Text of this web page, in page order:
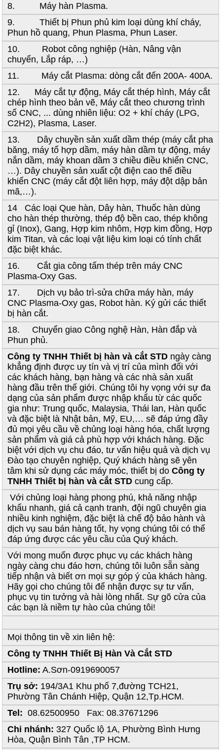
8. Máy hàn Plasma.
9. Thiết bị Phun phủ kim loại dùng khí cháy,
Phun hồ quang, Phun Plasma, Phun Laser.
10. Robot công nghiệp (Hàn, Nâng vận
chuyển, Lắp ráp, …)
11. Máy cắt Plasma: dòng cắt đến 200A- 400A.
12. Máy cắt tự động, Máy cắt thép hình, Máy cắt
chép hình theo bản vẽ, Máy cắt theo chương trình
số CNC, ... dùng nhiên liệu: O2 + khí cháy (LPG,
C2H2), Plasma, Laser.
13. Dây chuyền sản xuất dầm thép (máy cắt pha
băng, máy tổ hợp dầm, máy hàn dầm tự động, máy
nắn dầm, máy khoan dầm 3 chiều điều khiển CNC,
…). Dây chuyền sản xuất cột điện cao thế điều
khiển CNC (máy cắt đột liên hợp, máy đột dập bản
mã,…).
14 Các loại Que hàn, Dây hàn, Thuốc hàn dùng
cho hàn thép thường, thép độ bền cao, thép không
gỉ (Inox), Gang, Hợp kim nhôm, Hợp kim đồng, Hợp
kim Titan, và các loại vật liệu kim loại có tính chất
đặc biệt khác.
16. Cắt gia công tấm thép trên máy CNC
Plasma-Oxy Gas.
17. Dịch vụ bảo trì-sửa chữa máy hàn, máy
CNC Plasma-Oxy gas, Robot hàn. Ký gửi các thiết
bị hàn cắt.
18. Chuyển giao Công nghệ Hàn, Hàn đắp và
Phun phủ.
Công ty TNHH Thiết bị hàn và cắt STD ngày càng
khẳng định được uy tín và vị trí của mình đối với
các khách hàng, bạn hàng và các nhà sản xuất
hàng đầu trên thế giới. Chúng tôi hy vọng với sự đa
dạng của sản phẩm được nhập khẩu từ các quốc
gia như: Trung quốc, Malaysia, Thái lan, Hàn quốc
và đặc biệt là Nhật bản, Mỹ, EU,… sẽ đáp ứng đầy
đủ mọi yêu cầu về chủng loại hàng hóa, chất lượng
sản phẩm và giá cả phù hợp với khách hàng. Đặc
biệt với dịch vụ chu đáo, tư vấn hiệu quả và dịch vụ
Đào tạo chuyên nghiệp, Quý khách hàng sẽ yên
tâm khi sử dụng các máy móc, thiết bị doCông ty
TNHH Thiết bị hàn và cắt STD cung cấp.
Với chủng loại hàng phong phú, khả năng nhập
khẩu nhanh, giá cả cạnh tranh, đội ngũ chuyên gia
nhiều kinh nghiệm, đặc biệt là chế độ bảo hành và
dịch vụ sau bán hàng tốt, hy vọng chúng tôi có thể
đáp ứng được các yêu cầu của Quý khách.
Với mong muốn được phục vụ các khách hàng
ngày càng chu đáo hơn, chúng tôi luôn sẵn sàng
tiếp nhận và biết ơn mọi sự góp ý của khách hàng.
Hãy gọi cho chúng tôi để nhận được sự tư vấn,
phục vụ tin tưởng và hài lòng nhất. Sự gõ cửa của
các bạn là niềm tự hào của chúng tôi!
Mọi thông tin về xin liên hệ:
Công ty TNHH Thiết Bị Hàn Và Cắt STD
Hotline: A.Sơn-0919690057
Trụ sở: 194/3A1 Khu phố 7,đường TCH21,
Phường Tân Chánh Hiệp, Quận 12,Tp.HCM.
Tel: 08.62500950 Fax: 08.37671296
Chi nhánh: 327 Quốc lộ 1A, Phường Bình Hưng
Hòa, Quận Bình Tân ,TP HCM.